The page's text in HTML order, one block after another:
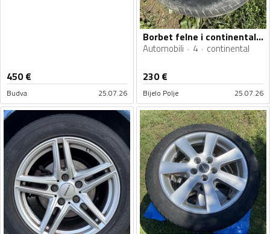
450€
Budva 25.07.26
Borbet felne i continental gume
Automobili 4 continental
230€
Bijelo Polje 25.07.26